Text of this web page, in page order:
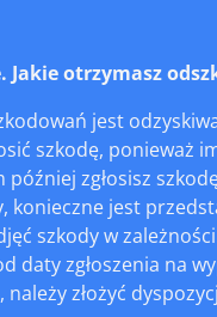
otrzymasz
jest
szkodę, ponieważ
zgłosisz
konieczne jest
szkody w
daty zgłoszenia na
złożyć